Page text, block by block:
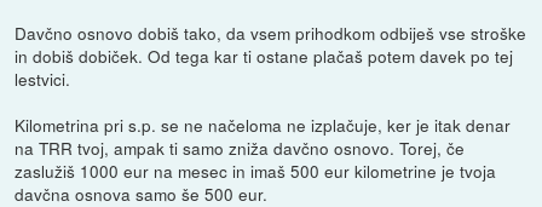
Davčno osnovo dobiš tako, da vsem prihodkom odbiješ vse stroške
in dobiš dobiček. Od tega kar ti ostane plačaš potem davek po tej
lestvici.
Kilometrina pri s.p. se ne načeloma ne izplačuje, ker je itak denar
na TRR tvoj, ampak ti samo zniža davčno osnovo. Torej, če
zaslužiš 1000 eur na mesec in imaš 500 eur kilometrine je tvoja
davčna osnova samo še 500 eur.